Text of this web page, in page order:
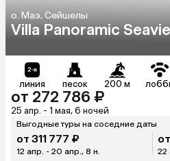
о. Маэ, Сейшелы
Villa Panoramic
линия песок 200 м
от 272 786 ₽
25 апр. - 1 мая, 6 ночей
Выгодные туры на соседние даты
от 311 777 ₽
12 апр. - 20 апр., 8 н. 22